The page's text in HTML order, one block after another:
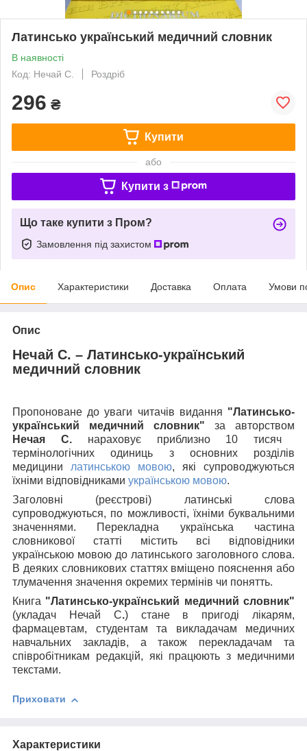
Латинсько український медичний словник
В наявності
Код: Нечай С.
Роздріб
296 ₴
Купити
або
Купити з
Що таке купити з Пром?
Замовлення під захистом
Опис Характеристики Доставка Оплата Умови
Опис
Нечай С. – Латинсько-український
медичний словник
Пропоноване до уваги читачів видання "Латинсько-
український медичний словник" за авторством
Нечая С. нараховує приблизно 10 тисяч
термінологічних одиниць з основних розділів
медицини латинською мовою, які супроводжуються
їхніми відповідниками українською мовою.
Заголовні (реєстрові) латинські слова
супроводжуються, по можливості, їхніми буквальними
значеннями. Перекладна українська частина
словникової статті містить всі відповідники
українською мовою до латинського заголовного слова.
В деяких словникових статтях вміщено пояснення або
тлумачення значення окремих термінів чи понятть.
Книга "Латинсько-український медичний словник"
(укладач
Нечай С.) стане в пригоді лікарям,
фармацевтам, студентам та викладачам медичних
навчальних закладів, а також перекладачам та
співробітникам редакцій, які працюють з медичними
текстами.
Приховати
Характеристики